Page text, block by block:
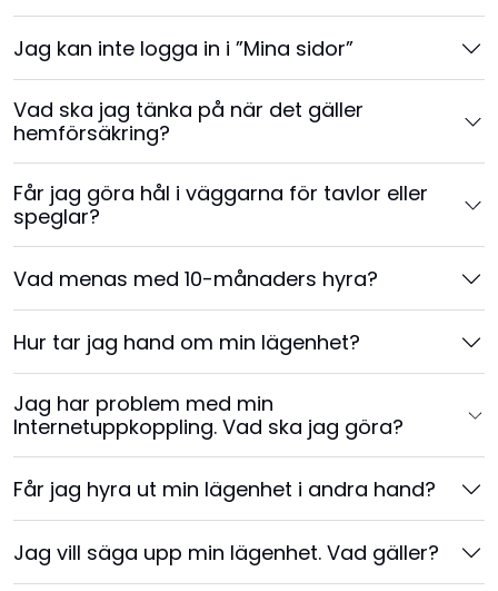
Jag kan inte logga in i ”Mina sidor”
Vad ska jag tänka på när det gäller
hemförsäkring?
Får jag göra hål i väggarna för tavlor eller
speglar?
Vad menas med 10-månaders hyra?
Hur tar jag hand om min lägenhet?
Jag har problem med min
Internetuppkoppling. Vad ska jag göra?
Får jag hyra ut min lägenhet i andra hand?
Jag vill säga upp min lägenhet. Vad gäller?